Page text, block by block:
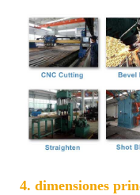
4. dimensiones